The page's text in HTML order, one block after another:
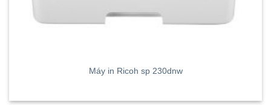
Máy in Ricoh sp 230dnw